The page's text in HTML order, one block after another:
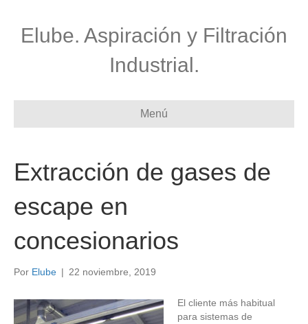
Elube. Aspiración y Filtración
Industrial.
Menú
Extracción de gases de
escape en
concesionarios
Por Elube | 22 noviembre, 2019
El cliente más habitual
para sistemas de